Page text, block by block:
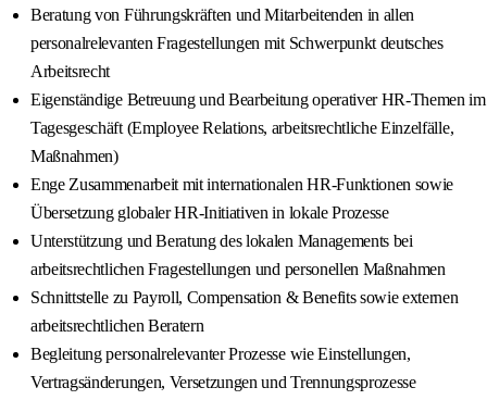
Beratung von Führungskräften und Mitarbeitenden in allen
personalrelevanten Fragestellungen mit Schwerpunkt deutsches
Arbeitsrecht
Eigenständige Betreuung und Bearbeitung operativer HR-Themen im
Tagesgeschäft (Employee Relations, arbeitsrechtliche Einzelfälle,
Maßnahmen)
Enge Zusammenarbeit mit internationalen HR-Funktionen sowie
Übersetzung globaler HR-Initiativen in lokale Prozesse
Unterstützung und Beratung des lokalen Managements bei
arbeitsrechtlichen Fragestellungen und personellen Maßnahmen
Schnittstelle zu Payroll, Compensation & Benefits sowie externen
arbeitsrechtlichen Beratern
Begleitung personalrelevanter Prozesse wie Einstellungen,
Vertragsänderungen, Versetzungen und Trennungsprozesse